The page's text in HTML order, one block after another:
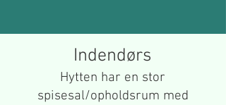
Indendørs
Hytten har en stor
spisesal/opholdsrum med